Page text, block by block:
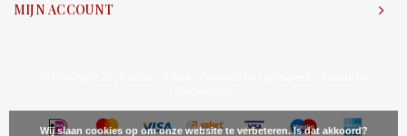
MIJN ACCOUNT
Wij slaan cookies op om onze website te verbeteren. Is dat akkoord?